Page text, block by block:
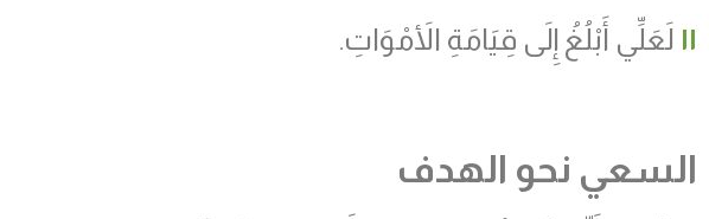
١١ لَعَلِّي أَبْلُغُ إِلَى قِيَامَةِ الأَمْوَاتِ.
السعي نحو الهدف